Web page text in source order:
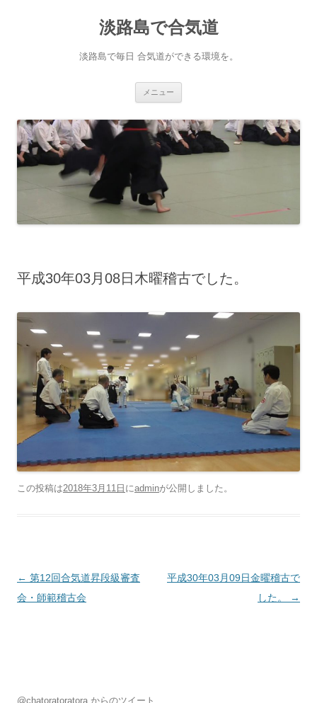
淡路島で合気道
淡路島で毎日 合気道ができる環境を。
メニュー
平成30年03月08日木曜稽古でした。
この投稿は2018年3月11日 にadminが公開しました 。
投稿ナビゲーション
← 第12回合気道昇段級審査
会・師範稽古会
平成30年03月09日金曜稽古で
した。
→
@chatoratoratora からのツイート